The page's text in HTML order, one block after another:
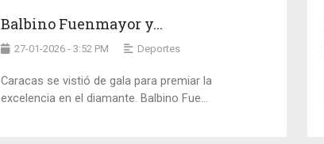
Balbino Fuenmayor y...
27-01-2026 - 3:52 PM Deportes
Caracas se vistió de gala para premiar la
excelencia en el diamante. Balbino Fue...